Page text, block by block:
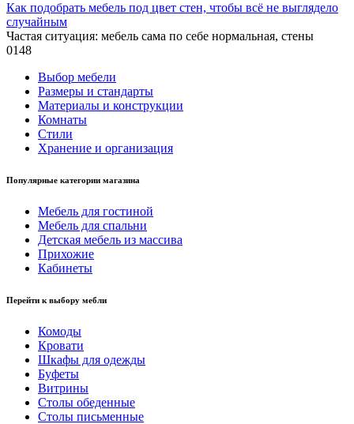
Как подобрать мебель под цвет стен, чтобы всё не выглядело
случайным
Частая ситуация: мебель сама по себе нормальная, стены
0148
Выбор мебели
Размеры и стандарты
Материалы и конструкции
Комнаты
Стили
Хранение и организация
Популярные категории магазина
Мебель для гостиной
Мебель для спальни
Детская мебель из массива
Прихожие
Кабинеты
Перейти к выбору мебли
Комоды
Кровати
Шкафы для одежды
Буфеты
Витрины
Столы обеденные
Столы письменные